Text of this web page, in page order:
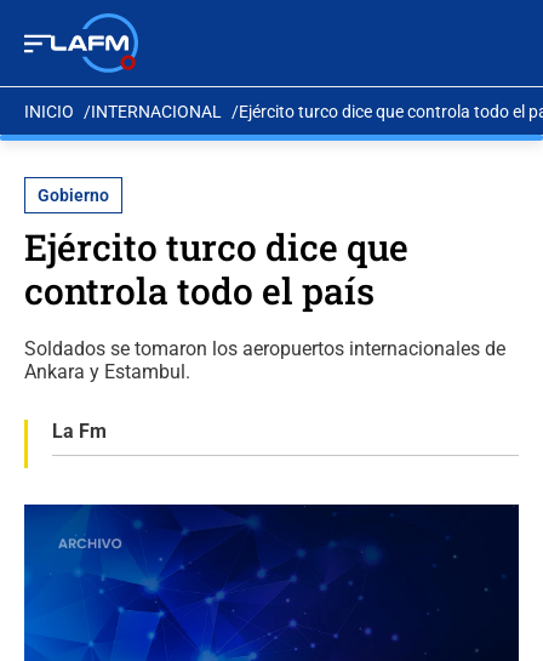
INICIO INTERNACIONAL Ejército turco dice que controla todo el
Gobierno
Ejército turco dice que
controla todo el país
Soldados se tomaron los aeropuertos internacionales de
Ankara y Estambul.
La Fm